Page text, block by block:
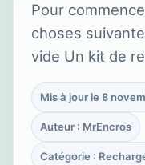
Pour
choses
vide Un kit de
Mis à jour le 8
Auteur : MrEncros
Catégorie :